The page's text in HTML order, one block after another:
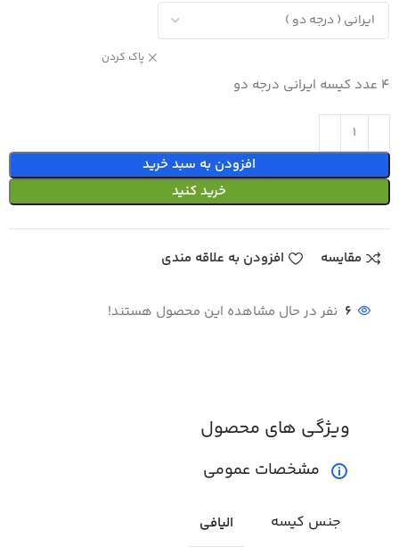
پاک کردن
4 عدد کیسه ایرانی درجه دو
افزودن به سبد خرید
خرید کنید
مقایسه افزودن به علاقه مندی
6 نفر در حال مشاهده این محصول هستند!
ویژگی های محصول
مشخصات عمومی
جنس کیسه الیافی